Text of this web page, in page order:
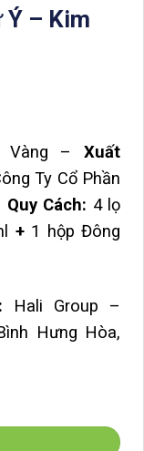
Ý – Kim
Vàng –Xuất
Ty Cổ Phần
Quy Cách: 4 lọ
+ 1 hộp Đông
Hali Group –
Hưng Hòa,